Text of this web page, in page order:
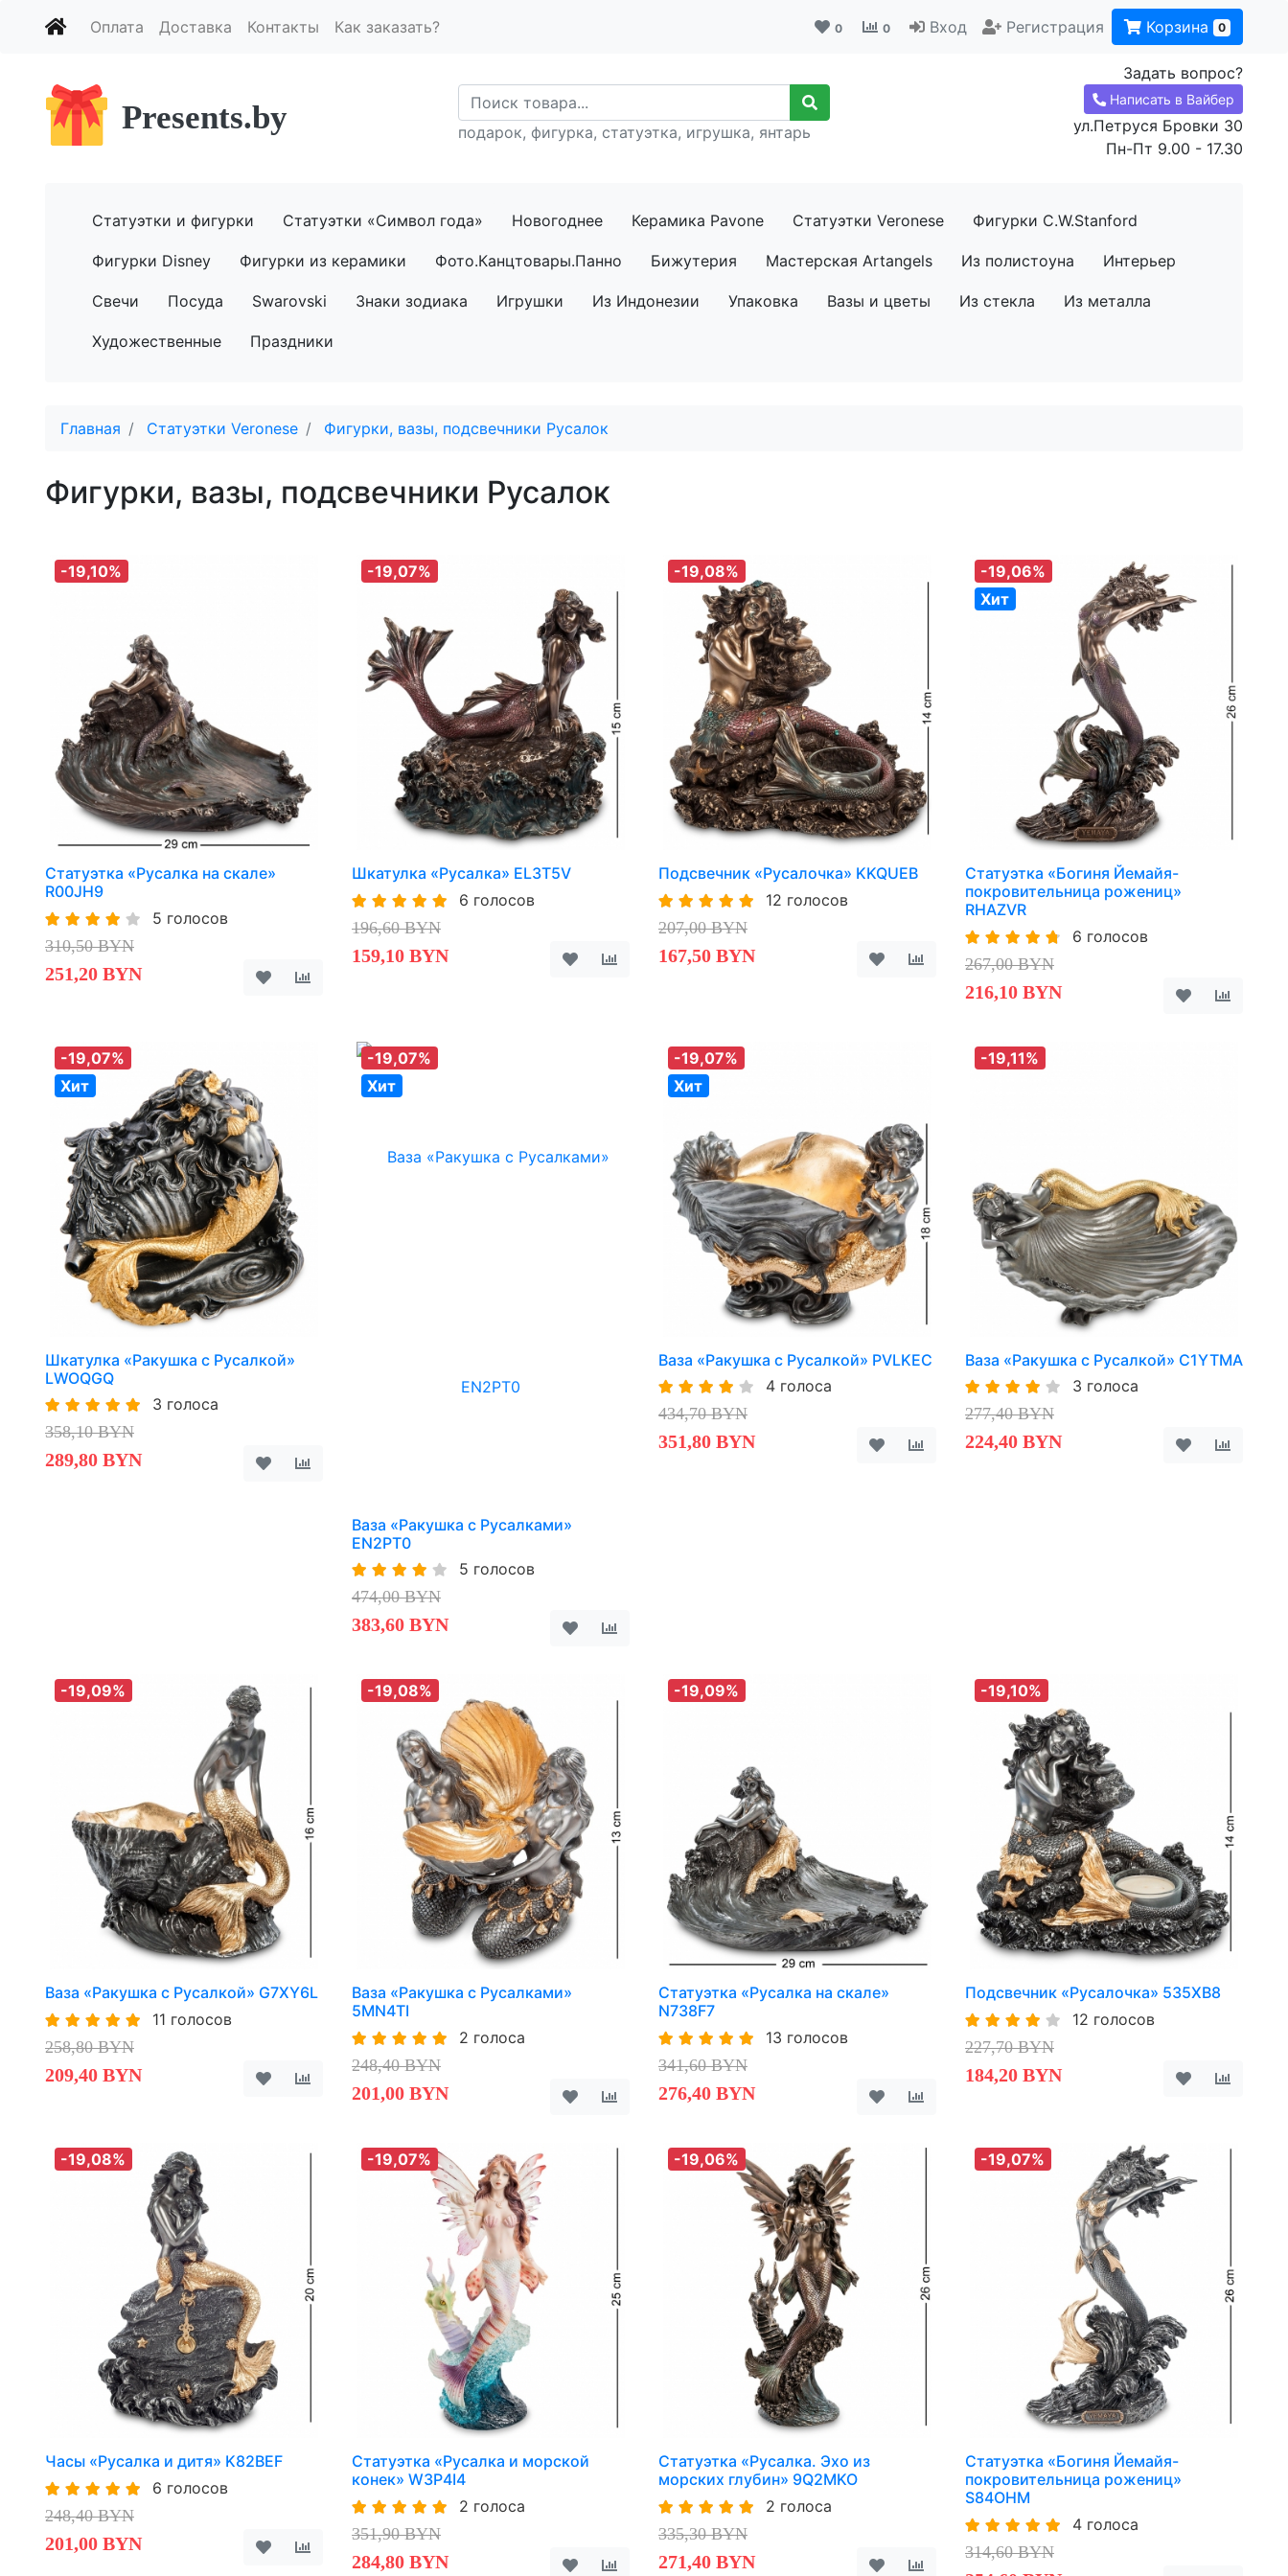
Оплата Доставка Контакты Как заказать? 0 0 Вход Регистрация Корзина 0
Presents.by подарок, фигурка, статуэтка, игрушка, янтарь
Задать вопрос?
Написать в Вайбер
ул.Петруся Бровки 30
Пн-Пт 9.00 - 17.30
Статуэтки и фигурки Статуэтки «Символ года» Новогоднее Керамика Pavone Статуэтки Veronese Фигурки C.W.Stanford
Фигурки Disney Фигурки из керамики Фото.Канцтовары.Панно Бижутерия Мастерская Artangels Из полистоуна Интерьер
Свечи Посуда Swarovski Знаки зодиака Игрушки Из Индонезии Упаковка Вазы и цветы Из стекла Из металла
Художественные Праздники
Главная Статуэтки Veronese Фигурки, вазы, подсвечники Русалок
Фигурки, вазы, подсвечники Русалок
-19,10%
Статуэтка «Русалка на скале»
R00JH9
5 голосов
310,50 BYN
251,20 BYN
-19,07%
Шкатулка «Русалка» EL3T5V
6 голосов
196,60 BYN
159,10 BYN
-19,08%
Подсвечник «Русалочка» KKQUEB
12 голосов
207,00 BYN
167,50 BYN
-19,06%
Хит
Статуэтка «Богиня Йемайя-
покровительница рожениц»
RHAZVR
6 голосов
267,00 BYN
216,10 BYN
-19,07%
Хит
Шкатулка «Ракушка с Русалкой»
LWOQGQ
3 голоса
358,10 BYN
289,80 BYN
-19,07%
Хит
Ваза «Ракушка с Русалками»
EN2PT0
5 голосов
474,00 BYN
383,60 BYN
-19,07%
Хит
Ваза «Ракушка с Русалкой» PVLKEC
4 голоса
434,70 BYN
351,80 BYN
-19,11%
Ваза «Ракушка с Русалкой» C1YTMA
3 голоса
277,40 BYN
224,40 BYN
-19,09%
Ваза «Ракушка с Русалкой» G7XY6L
11 голосов
258,80 BYN
209,40 BYN
-19,08%
Ваза «Ракушка с Русалками»
5MN4TI
2 голоса
248,40 BYN
201,00 BYN
-19,09%
Статуэтка «Русалка на скале»
N738F7
13 голосов
341,60 BYN
276,40 BYN
-19,10%
Подсвечник «Русалочка» 535XB8
12 голосов
227,70 BYN
184,20 BYN
-19,08%
Часы «Русалка и дитя» K82BEF
6 голосов
248,40 BYN
201,00 BYN
-19,07%
Статуэтка «Русалка и морской
конек» W3P4I4
2 голоса
351,90 BYN
284,80 BYN
-19,06%
Статуэтка «Русалка. Эхо из
морских глубин» 9Q2MKO
2 голоса
335,30 BYN
271,40 BYN
-19,07%
Статуэтка «Богиня Йемайя-
покровительница рожениц»
S84OHM
4 голоса
314,60 BYN